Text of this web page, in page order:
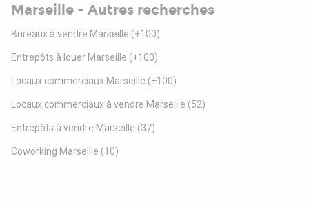
Marseille - Autres recherches
Bureaux à vendre Marseille (+100)
Entrepôts à louer Marseille (+100)
Locaux commerciaux Marseille (+100)
Locaux commerciaux à vendre Marseille (52)
Entrepôts à vendre Marseille (37)
Coworking Marseille (10)